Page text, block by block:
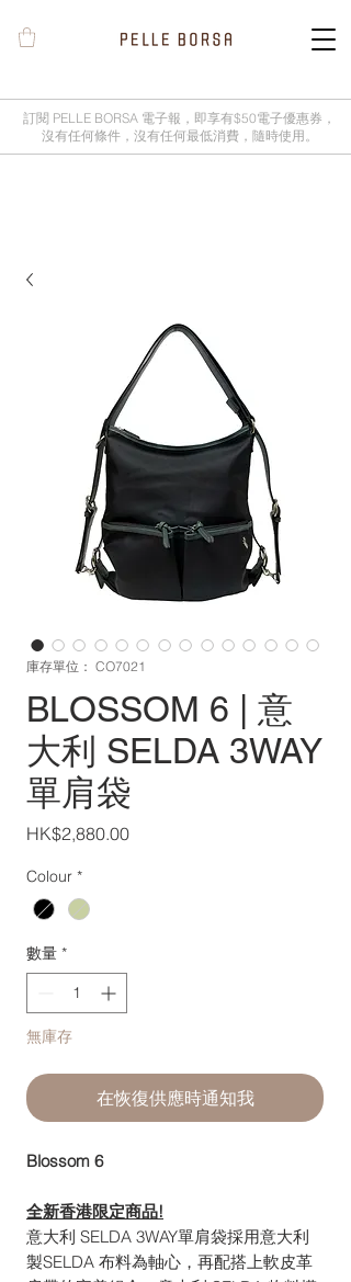
訂閱 PELLE BORSA 電子報，即享有$50電子優惠券，
沒有任何條件，沒有任何最低消費，隨時使用。
庫存單位： CO7021
BLOSSOM 6 | 意
大利 SELDA 3WAY
單肩袋
HK$2,880.00價
Colour *
數量 *
無庫存
在恢復供應時通知我
Blossom 6
全新香港限定商品!
意大利 SELDA 3WAY單肩袋採用意大利
製SELDA 布料為軸心，再配搭上軟皮革